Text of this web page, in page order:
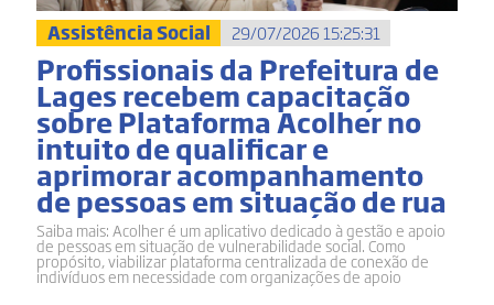
Assistência Social 29/07/2026 15:25:31
Profissionais da Prefeitura de
Lages recebem capacitação
sobre Plataforma Acolher no
intuito de qualificar e
aprimorar acompanhamento
de pessoas em situação de rua
Saiba mais: Acolher é um aplicativo dedicado à gestão e apoio
de pessoas em situação de vulnerabilidade social. Como
propósito, viabilizar plataforma centralizada de conexão de
indivíduos em necessidade com organizações de apoio